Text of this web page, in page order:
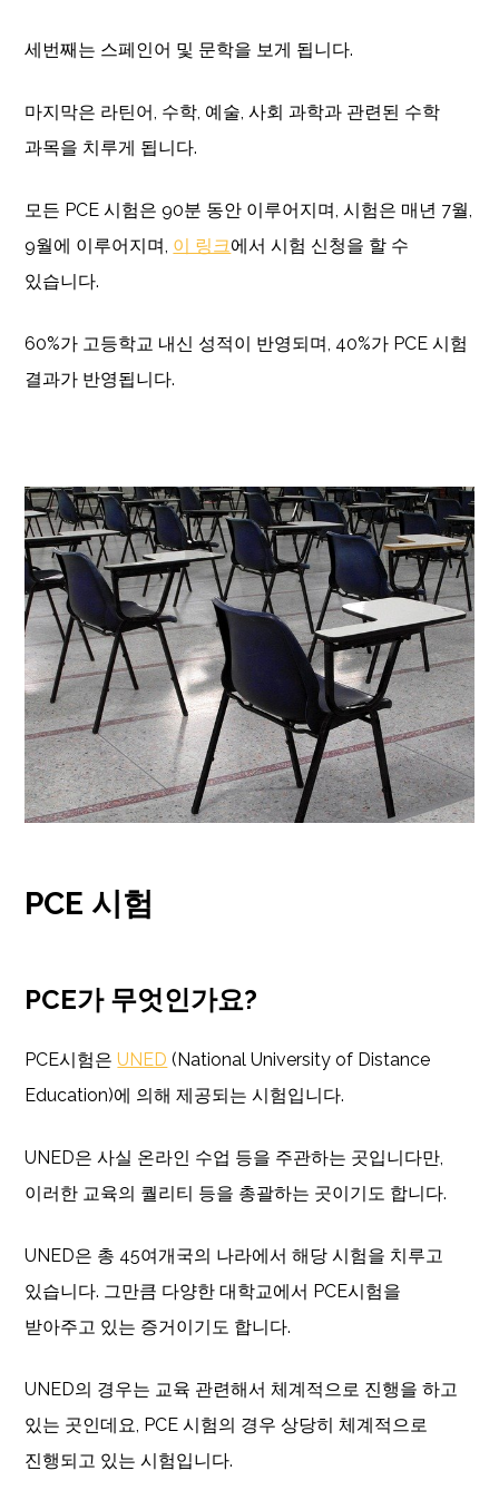
세번째는 스페인어 및 문학을 보게 됩니다.
마지막은 라틴어, 수학, 예술, 사회 과학과 관련된 수학
과목을 치루게 됩니다.
모든 PCE 시험은 90분 동안 이루어지며, 시험은 매년 7월,
9월에 이루어지며, 이 링크에서 시험 신청을 할 수
있습니다.
60%가 고등학교 내신 성적이 반영되며, 40%가 PCE 시험
결과가 반영됩니다.
PCE 시험
PCE가 무엇인가요?
PCE시험은UNED (National University of Distance
Education)에 의해 제공되는 시험입니다.
UNED은 사실 온라인 수업 등을 주관하는 곳입니다만,
이러한 교육의 퀄리티 등을 총괄하는 곳이기도 합니다.
UNED은 총 45여개국의 나라에서 해당 시험을 치루고
있습니다. 그만큼 다양한 대학교에서 PCE시험을
받아주고 있는 증거이기도 합니다.
UNED의 경우는 교육 관련해서 체계적으로 진행을 하고
있는 곳인데요, PCE 시험의 경우 상당히 체계적으로
진행되고 있는 시험입니다.